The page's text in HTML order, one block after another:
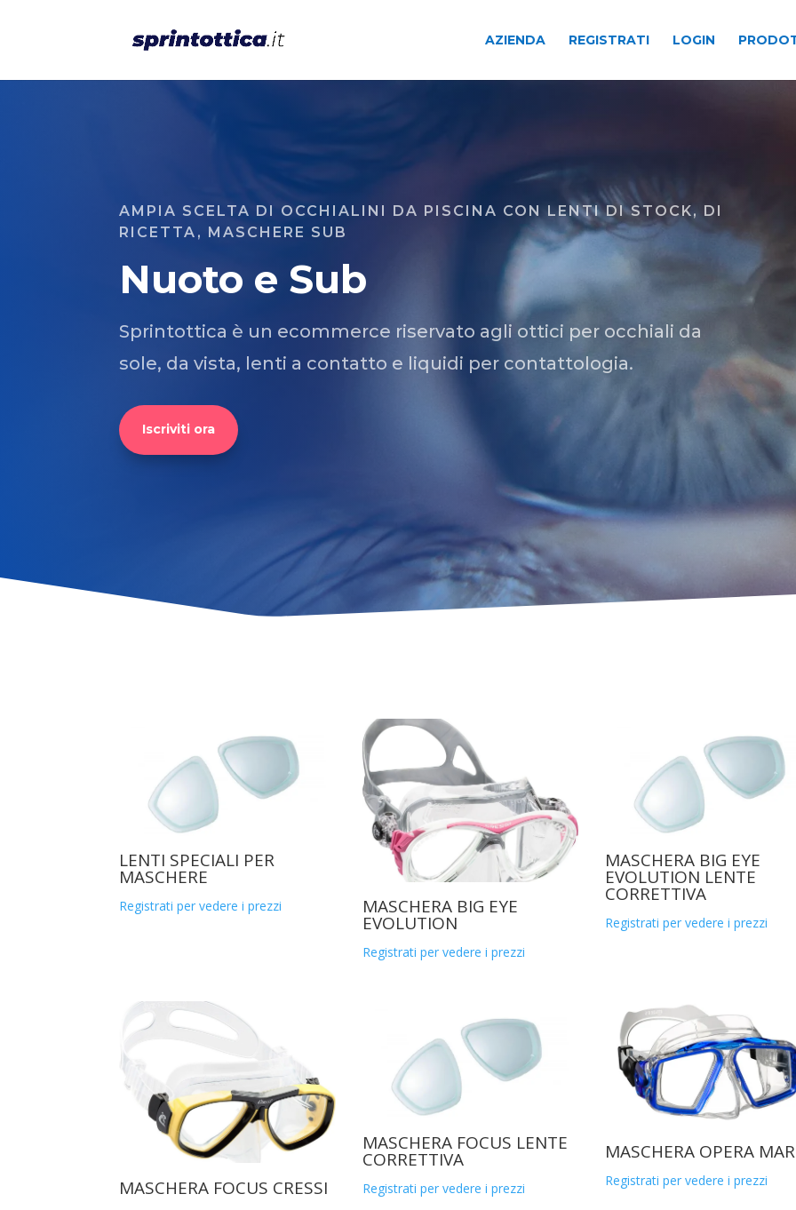
AZIENDA REGISTRATI LOGIN
AMPIA SCELTA DI OCCHIALINI DA PISCINA CON LENTI DI STOCK, DI
RICETTA, MASCHERE SUB
Nuoto e Sub
Sprintottica è un ecommerce riservato agli ottici per occhiali da
sole, da vista, lenti a contatto e liquidi per contattologia.
Iscriviti ora
LENTI SPECIALI PER
MASCHERE
Registrati per vedere i prezzi MASCHERA BIG EYE
EVOLUTION
Registrati per vedere i prezzi
MASCHERA BIG EYE
EVOLUTION LENTE
CORRETTIVA
Registrati per vedere i prezzi
MASCHERA FOCUS CRESSI
MASCHERA FOCUS LENTE
CORRETTIVA
Registrati per vedere i prezzi
MASCHERA OPERA
Registrati per vedere i prezzi